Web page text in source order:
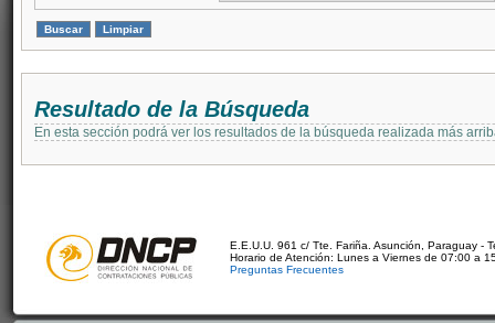
Resultado de la Búsqueda
En esta sección podrá ver los resultados de la búsqueda realizada más
E.E.U.U. 961 c/ Tte. Fariña. Asunción, Paraguay -
Horario de Atención: Lunes a Viernes de 07:00 a
Preguntas Frecuentes